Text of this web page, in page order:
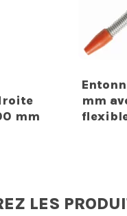
mm
mm
LES